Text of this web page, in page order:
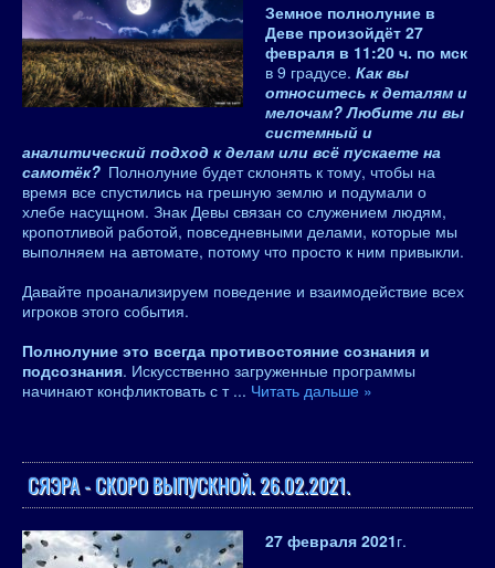
Земное полнолуние в
Деве произойдёт 27
февраля в 11:20 ч. по мск
в 9 градусе. Как вы
относитесь к деталям и
мелочам? Любите ли вы
системный и
аналитический подход к делам или всё пускаете на
самотёк? Полнолуние будет склонять к тому, чтобы на
время все спустились на грешную землю и подумали о
хлебе насущном. Знак Девы связан со служением людям,
кропотливой работой, повседневными делами, которые мы
выполняем на автомате, потому что просто к ним привыкли.
Давайте проанализируем поведение и взаимодействие всех
игроков этого события.
Полнолуние это всегда противостояние сознания и
подсознания. Искусственно загруженные программы
начинают конфликтовать с т ... Читать дальше »
СЯЭРА - СКОРО ВЫПУСКНОЙ. 26.02.2021.
27 февраля 2021г.